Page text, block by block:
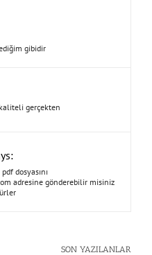
gibidir
gerçekten
dosyasını
adresine gönderebilir misiniz
SON YAZILANLAR